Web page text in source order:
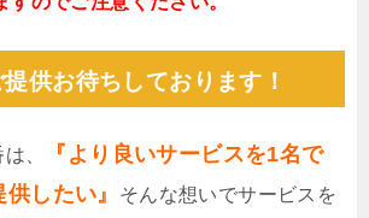
供お待ちしております！
、
『より良いサービスを1名で
したい』
そんな想いでサービスを